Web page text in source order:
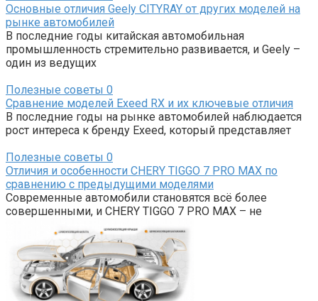
Основные отличия Geely CITYRAY от других моделей на
рынке автомобилей
В последние годы китайская автомобильная
промышленность стремительно развивается, и Geely –
один из ведущих
Полезные советы 0
Сравнение моделей Exeed RX и их ключевые отличия
В последние годы на рынке автомобилей наблюдается
рост интереса к бренду Exeed, который представляет
Полезные советы 0
Отличия и особенности CHERY TIGGO 7 PRO MAX по
сравнению с предыдущими моделями
Современные автомобили становятся всё более
совершенными, и CHERY TIGGO 7 PRO MAX – не